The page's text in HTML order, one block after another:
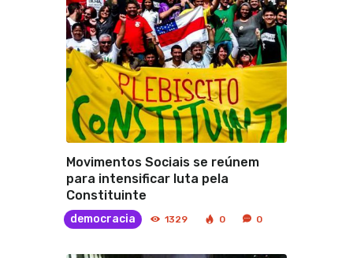
Movimentos Sociais se reúnem
para intensificar luta pela
Constituinte
democracia 1329 0 0